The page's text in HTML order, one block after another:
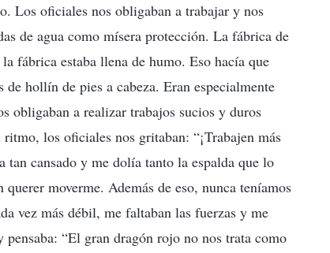
Los oficiales nos obligaban a trabajar y nos
de agua como mísera protección. La fábrica de
fábrica estaba llena de humo. Eso hacía que
hollín de pies a cabeza. Eran especialmente
obligaban a realizar trabajos sucios y duros
los oficiales nos gritaban: “¡Trabajen más
cansado y me dolía tanto la espalda que lo
moverme. Además de eso, nunca teníamos
vez más débil, me faltaban las fuerzas y me
“El gran dragón rojo no nos trata como